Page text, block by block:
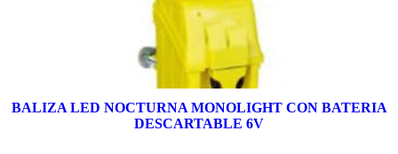
BALIZA LED NOCTURNA MONOLIGHT CON BATERIA
DESCARTABLE 6V